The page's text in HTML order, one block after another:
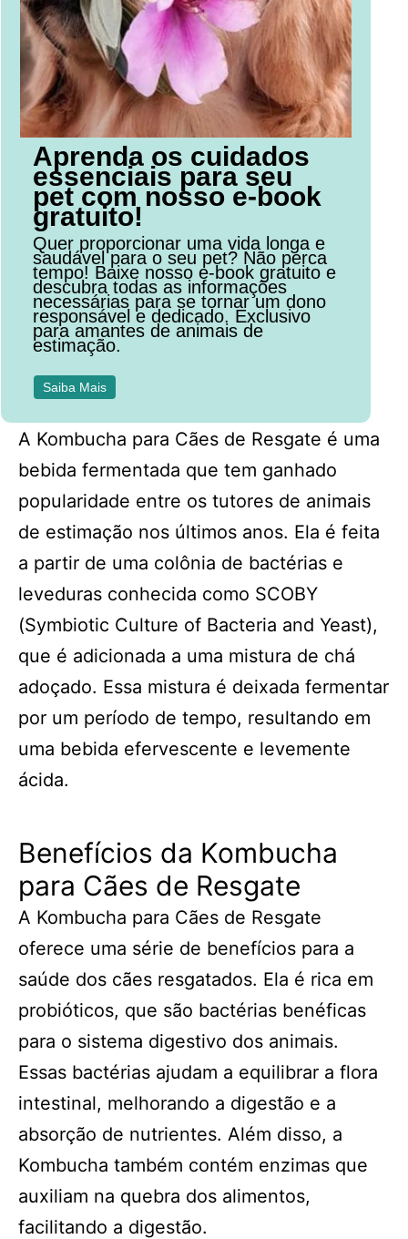
Aprenda os cuidados
essenciais para seu
pet com nosso e-book
gratuito!
Quer proporcionar uma vida longa e
saudável para o seu pet? Não perca
tempo! Baixe nosso e-book gratuito e
descubra todas as informações
necessárias para se tornar um dono
responsável e dedicado. Exclusivo
para amantes de animais de
estimação.
Saiba Mais
A Kombucha para Cães de Resgate é uma
bebida fermentada que tem ganhado
popularidade entre os tutores de animais
de estimação nos últimos anos. Ela é feita
a partir de uma colônia de bactérias e
leveduras conhecida como SCOBY
(Symbiotic Culture of Bacteria and Yeast),
que é adicionada a uma mistura de chá
adoçado. Essa mistura é deixada fermentar
por um período de tempo, resultando em
uma bebida efervescente e levemente
ácida.
Benefícios da Kombucha
para Cães de Resgate
A Kombucha para Cães de Resgate
oferece uma série de benefícios para a
saúde dos cães resgatados. Ela é rica em
probióticos, que são bactérias benéficas
para o sistema digestivo dos animais.
Essas bactérias ajudam a equilibrar a flora
intestinal, melhorando a digestão e a
absorção de nutrientes. Além disso, a
Kombucha também contém enzimas que
auxiliam na quebra dos alimentos,
facilitando a digestão.